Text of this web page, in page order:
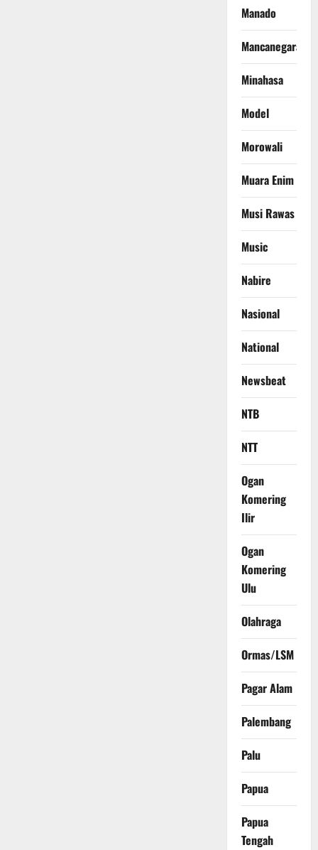
Manado
Mancanegara
Minahasa
Model
Morowali
Muara Enim
Musi Rawas
Music
Nabire
Nasional
National
Newsbeat
NTB
NTT
Ogan
Komering
Ilir
Ogan
Komering
Ulu
Olahraga
Ormas/LSM
Pagar Alam
Palembang
Palu
Papua
Papua
Tengah